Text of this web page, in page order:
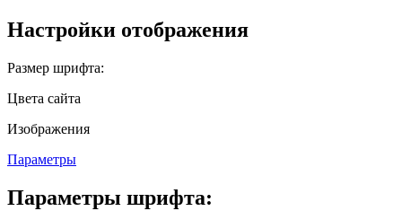
Настройки отображения
Размер шрифта:
Цвета сайта
Изображения
Параметры
Параметры шрифта: